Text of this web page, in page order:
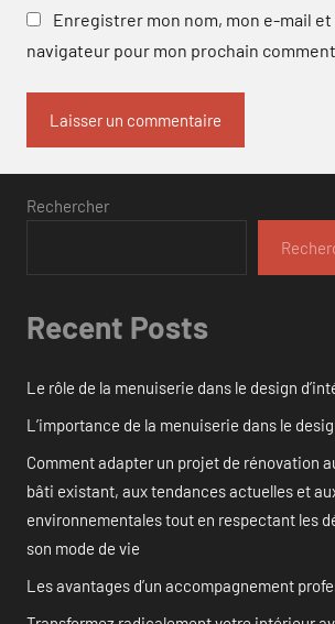
Enregistrer mon nom, mon e-mail
navigateur pour mon prochain
Rechercher
Recent Posts
Le rôle de la menuiserie dans le design
L’importance de la menuiserie dans le
Comment adapter un projet de rénovation
bâti existant, aux tendances actuelles et
environnementales tout en respectant les
son mode de vie
Les avantages d’un accompagnement